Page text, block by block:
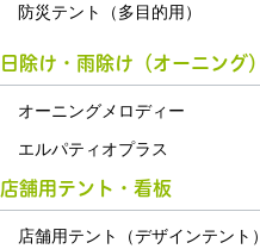
防災テント（多目的用）
日除け・雨除け（オーニング）
オーニングメロディー
エルパティオプラス
店舗用テント・看板
店舗用テント（デザインテント）